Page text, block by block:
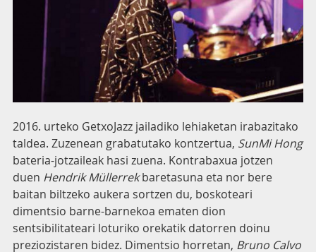
2016. urteko GetxoJazz jailadiko lehiaketan irabazitako
taldea. Zuzenean grabatutako kontzertua, SunMi Hong
bateria-jotzaileak hasi zuena. Kontrabaxua jotzen
duen Hendrik Müllerrekbaretasuna eta nor bere
baitan biltzeko aukera sortzen du, boskoteari
dimentsio barne-barnekoa ematen dion
sentsibilitateari loturiko orekatik datorren doinu
preziozistaren bidez. Dimentsio horretan, Bruno Calvo